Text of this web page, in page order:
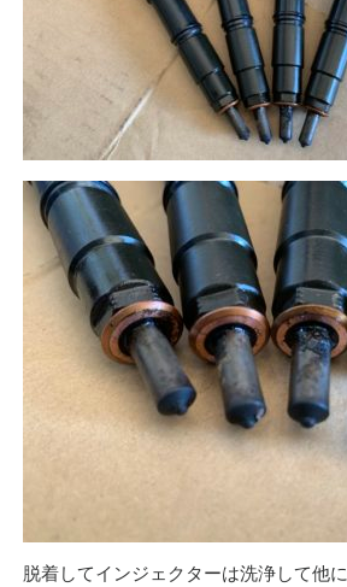
脱着してインジェクターは洗浄して他に